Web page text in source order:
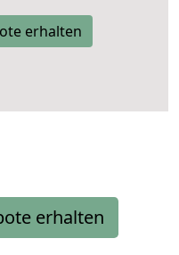
erhalten
erhalten